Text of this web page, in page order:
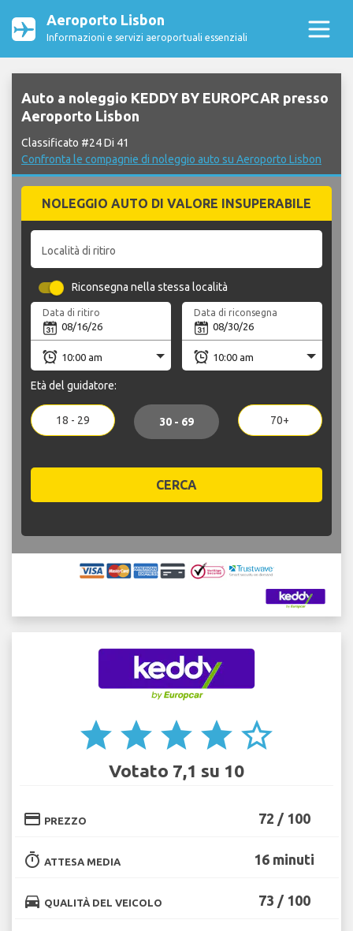
Aeroporto Lisbon
Informazioni e servizi aeroportuali essenziali
Auto a noleggio KEDDY BY EUROPCAR presso
Aeroporto Lisbon
Classificato #24 Di 41
Confronta le compagnie di noleggio auto su Aeroporto Lisbon
NOLEGGIO AUTO DI VALORE INSUPERABILE
Località di ritiro
Riconsegna nella stessa località
Data di ritiro Data di riconsegna
Età del guidatore:
18 - 29 30 - 69 70+
CERCA
star star star star star_border
Votato 7,1 su 10
credit_card PREZZO 72 / 100
timer ATTESA MEDIA 16 minuti
directions_car QUALITÀ DEL VEICOLO 73 / 100